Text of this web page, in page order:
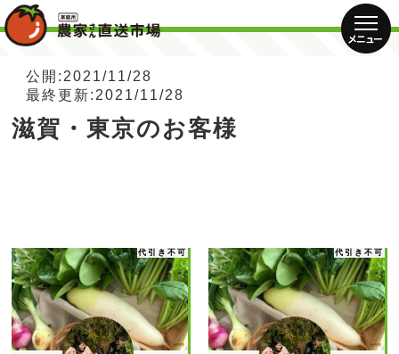
公開:2021/11/28
最終更新:2021/11/28
滋賀・東京のお客様
代引き不可 代引き不可